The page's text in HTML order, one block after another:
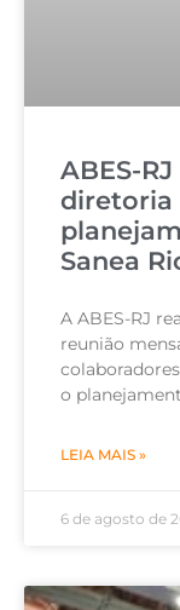
ABES-
diretoria
Sanea
A ABES-RJ
reunião
o
LEIA MAIS »
6 de agosto de